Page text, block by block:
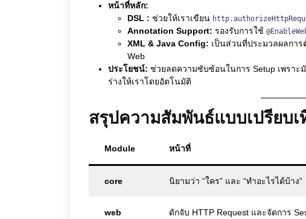
หน้าที่หลัก:
DSL : ช่วยให้เราเขียน
Annotation Support: รองรับการใช้
XML & Java Config: เป็นส่วนที่ประมวลผลการ
Web
ประโยชน์: ช่วยลดความซับซ้อนในการ Setup เพราะ
ร่างให้เราโดยอัตโนมัติ
สรุปความสัมพันธ์แบบเปรียบเ
Module หน้าที่
core นิยามว่า “ใคร” และ “ทำอะไรได้บ้าง”
web ดักจับ HTTP Request และจัดการ